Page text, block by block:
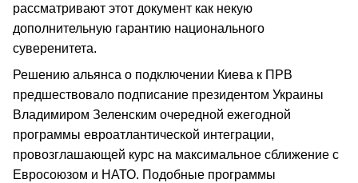
рассматривают этот документ как некую
дополнительную гарантию национального
суверенитета.
Решению альянса о подключении Киева к ПРВ
предшествовало подписание президентом Украины
Владимиром Зеленским очередной ежегодной
программы евроатлантической интеграции,
провозглашающей курс на максимальное сближение с
Евросоюзом и НАТО. Подобные программы